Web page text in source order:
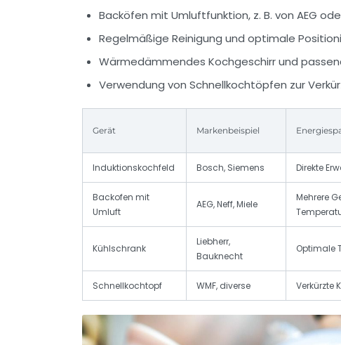
Backöfen mit Umluftfunktion, z. B. von AEG
Regelmäßige Reinigung und optimale
Wärmedämmendes Kochgeschirr und
Verwendung von Schnellkochtöpfen zur
Gerät Markenbeispiel
Induktionskochfeld Bosch, Siemens Direkte
Backofen mit
Umluft
AEG, Neff, Miele
Mehrere
Kühlschrank
Liebherr,
Bauknecht
Optimale
Schnellkochtopf WMF, diverse Verkürzte